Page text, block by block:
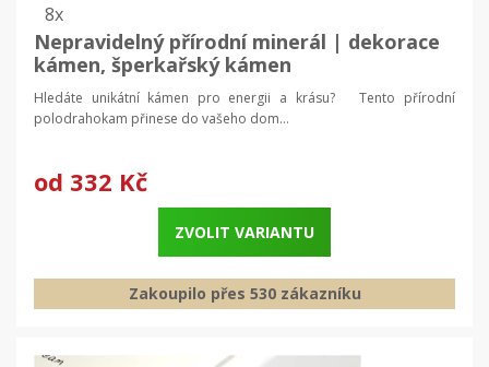
8x
Nepravidelný přírodní minerál | dekorace
kámen, šperkařský kámen
Hledáte unikátní kámen pro energii a krásu? Tento přírodní
polodrahokam přinese do vašeho dom...
od 332 Kč
ZVOLIT VARIANTU
Zakoupilo přes 530 zákazníku